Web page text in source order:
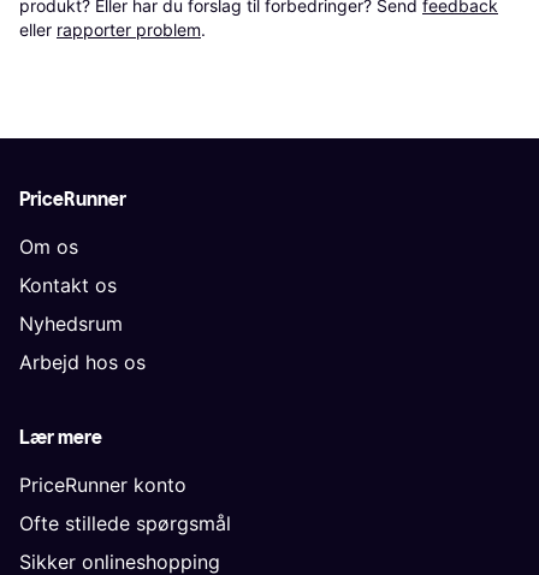
produkt? Eller har du forslag til forbedringer? Send feedback
eller rapporter problem.
PriceRunner
Om os
Kontakt os
Nyhedsrum
Arbejd hos os
Lær mere
PriceRunner konto
Ofte stillede spørgsmål
Sikker onlineshopping